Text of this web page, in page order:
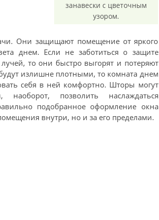
занавески с цветочным
узором.
Они защищают помещение от яркого
днем. Если не заботиться о защите
то они быстро выгорят и потеряют
излишне плотными, то комната днем
себя в ней комфортно. Шторы могут
позволить наслаждаться
подобранное оформление окна
внутри, но и за его пределами.